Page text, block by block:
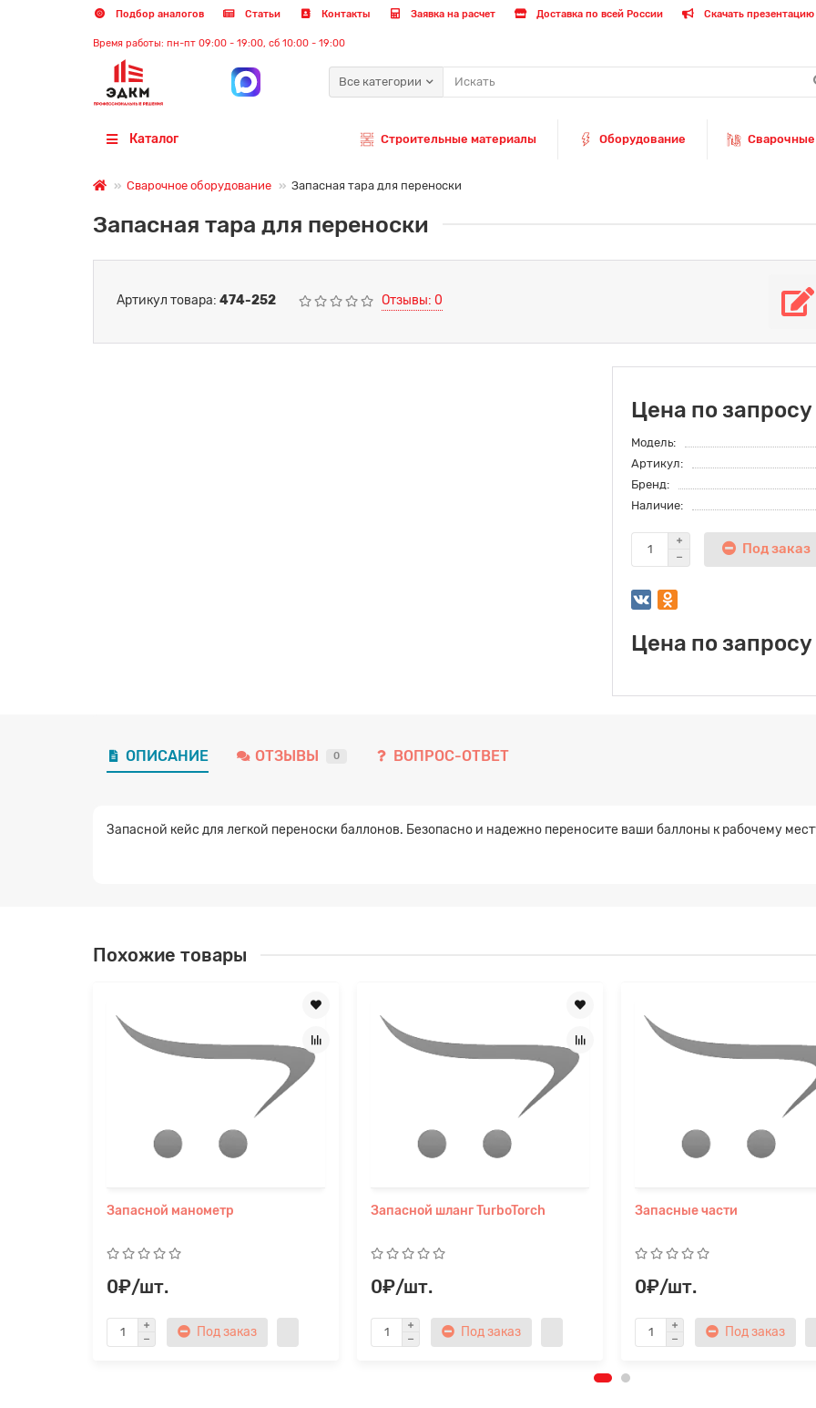
Подбор аналогов Статьи Контакты Заявка на расчет Доставка по всей России Скачать
Время работы: пн-пт 09:00 - 19:00, сб 10:00 - 19:00
Все категории
Каталог Строительные материалы Оборудование
Сварочное оборудование Запасная тара для переноски
Запасная тара для переноски
Артикул товара: 474-252 Отзывы: 0
Цена по запросу
Модель:
Артикул:
Бренд:
Наличие:
Под заказ
Цена по запросу
ОПИСАНИЕ ОТЗЫВЫ 0 ВОПРОС-ОТВЕТ
Запасной кейс для легкой переноски баллонов. Безопасно и надежно переносите ваши баллоны к рабочему
Похожие товары
Запасной манометр
0₽/шт.
Под заказ
Запасной шланг TurboTorch
0₽/шт.
Под заказ
Запасные части
0₽/шт.
Под заказ
Прикрепите файл